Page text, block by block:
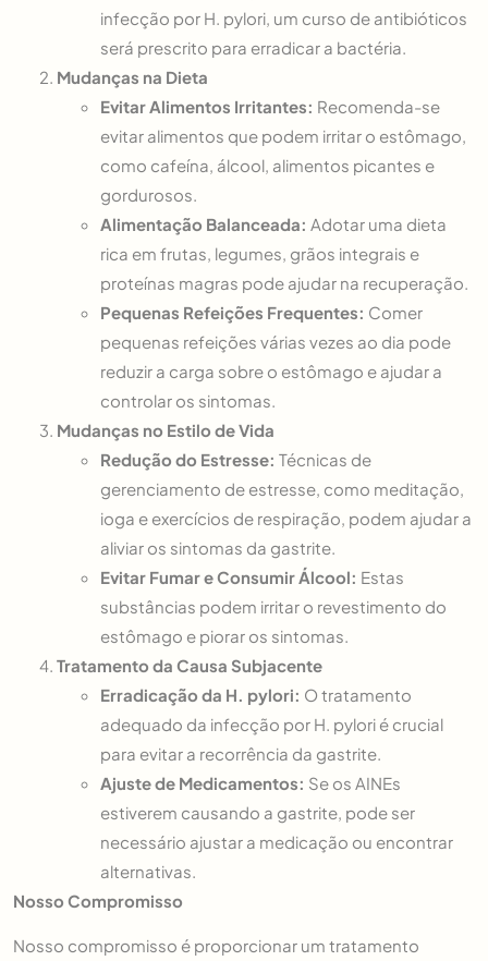
infecção por H. pylori, um curso de antibióticos
será prescrito para erradicar a bactéria.
Mudanças na Dieta
Evitar Alimentos Irritantes: Recomenda-se
evitar alimentos que podem irritar o estômago,
como cafeína, álcool, alimentos picantes e
gordurosos.
Alimentação Balanceada: Adotar uma dieta
rica em frutas, legumes, grãos integrais e
proteínas magras pode ajudar na recuperação.
Pequenas Refeições Frequentes: Comer
pequenas refeições várias vezes ao dia pode
reduzir a carga sobre o estômago e ajudar a
controlar os sintomas.
Mudanças no Estilo de Vida
Redução do Estresse: Técnicas de
gerenciamento de estresse, como meditação,
ioga e exercícios de respiração, podem ajudar a
aliviar os sintomas da gastrite.
Evitar Fumar e Consumir Álcool: Estas
substâncias podem irritar o revestimento do
estômago e piorar os sintomas.
Tratamento da Causa Subjacente
Erradicação da H. pylori: O tratamento
adequado da infecção por H. pylori é crucial
para evitar a recorrência da gastrite.
Ajuste de Medicamentos: Se os AINEs
estiverem causando a gastrite, pode ser
necessário ajustar a medicação ou encontrar
alternativas.
Nosso Compromisso
Nosso compromisso é proporcionar um tratamento